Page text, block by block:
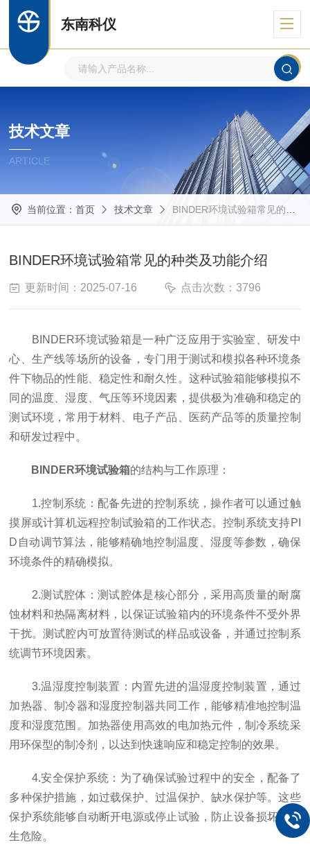
东南科仪
技术文章
ARTICLE
当前位置： 首页 技术文章 BINDER环境试验箱常见的种类及功能介绍
BINDER环境试验箱常见的种类及功能介绍
更新时间：2025-07-16 点击次数：3796
BINDER环境试验箱是一种广泛应用于实验室、研发中
心、生产线等场所的设备，专门用于测试和模拟各种环境条
件下物品的性能、稳定性和耐久性。这种试验箱能够模拟不
同的温度、湿度、气压等环境因素，提供极为准确和稳定的
测试环境，常用于材料、电子产品、医药产品等的质量控制
和研发过程中。
BINDER环境试验箱的结构与工作原理：
1.控制系统：配备先进的控制系统，操作者可以通过触
摸屏或计算机远程控制试验箱的工作状态。控制系统支持PI
D自动调节算法，能够精确地控制温度、湿度等参数，确保
环境条件的精确模拟。
2.测试腔体：测试腔体是核心部分，采用高质量的耐腐
蚀材料和热隔离材料，以保证试验箱内的环境条件不受外界
干扰。测试腔内可放置待测试的样品或设备，并通过控制系
统调节环境因素。
3.温湿度控制装置：内置先进的温湿度控制装置，通过
加热器、制冷器和湿度控制器共同工作，能够精准地控制温
度和湿度范围。加热器使用高效的电加热元件，制冷系统采
用环保型的制冷剂，以达到快速响应和稳定控制的效果。
4.安全保护系统：为了确保试验过程中的安全，配备了
多种保护措施，如过载保护、过温保护、缺水保护等。这些
保护系统能够自动断开电源或停止试验，防止设备损坏或发
生危险。